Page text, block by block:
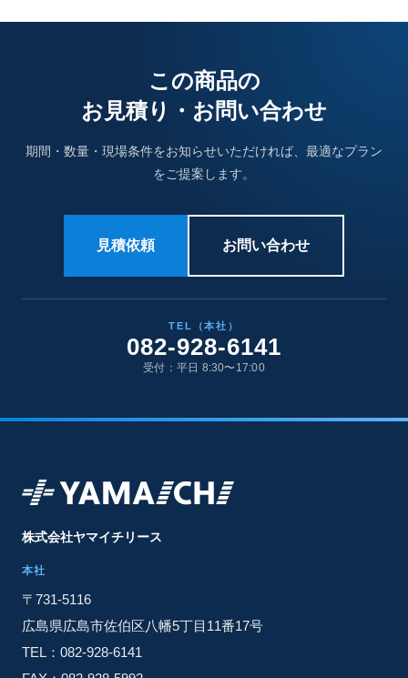
この商品の
お見積り・お問い合わせ
期間・数量・現場条件をお知らせいただければ、最適なプラン
をご提案します。
見積依頼 お問い合わせ
TEL（本社）
082-928-6141
受付：平日 8:30〜17:00
株式会社ヤマイチリース
本社
〒731-5116
広島県広島市佐伯区八幡5丁目11番17号
TEL：082-928-6141